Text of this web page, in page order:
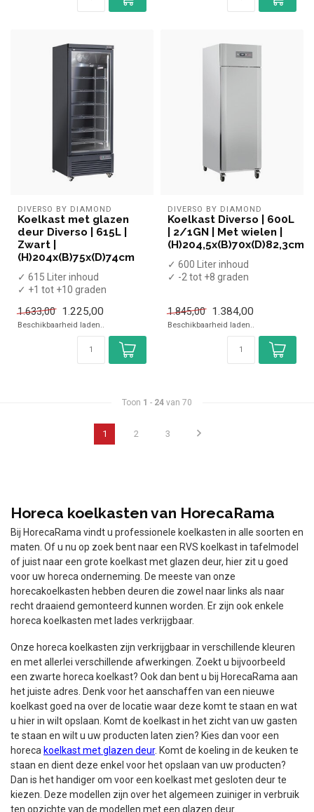
DIVERSO BY DIAMOND
Koelkast met glazen
deur Diverso | 615L |
Zwart |
(H)204x(B)75x(D)74cm
✓ 615 Liter inhoud
✓ +1 tot +10 graden
✓ Breedte 75 cm, diepte 7...
1.633,00 1.225,00
Beschikbaarheid laden..
DIVERSO BY DIAMOND
Koelkast Diverso | 600L
| 2/1GN | Met wielen |
(H)204,5x(B)70x(D)82,3cm
✓ 600 Liter inhoud
✓ -2 tot +8 graden
1.845,00
1.384,00
Beschikbaarheid laden..
Toon 1 - 24 van 70
1 2 3
Horeca koelkasten van HorecaRama
Bij HorecaRama vindt u professionele koelkasten in alle soorten en
maten. Of u nu op zoek bent naar een RVS koelkast in tafelmodel
of juist naar een grote koelkast met glazen deur, hier zit u goed
voor uw horeca onderneming. De meeste van onze
horecakoelkasten hebben deuren die zowel naar links als naar
recht draaiend gemonteerd kunnen worden. Er zijn ook enkele
horeca koelkasten met lades verkrijgbaar.
Onze horeca koelkasten zijn verkrijgbaar in verschillende kleuren
en met allerlei verschillende afwerkingen. Zoekt u bijvoorbeeld
een zwarte horeca koelkast? Ook dan bent u bij HorecaRama aan
het juiste adres. Denk voor het aanschaffen van een nieuwe
koelkast goed na over de locatie waar deze komt te staan en wat
u hier in wilt opslaan. Komt de koelkast in het zicht van uw gasten
te staan en wilt u uw producten laten zien? Kies dan voor een
horeca koelkast met glazen deur. Komt de koeling in de keuken te
staan en dient deze enkel voor het opslaan van uw producten?
Dan is het handiger om voor een koelkast met gesloten deur te
kiezen. Deze modellen zijn over het algemeen zuiniger in verbruik
ten opzichte van de modellen met een glazen deur.